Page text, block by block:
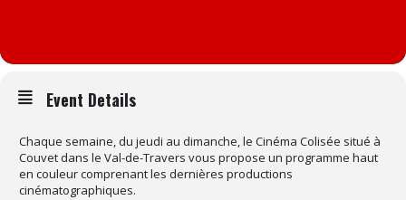
Event Details
Chaque semaine, du jeudi au dimanche, le Cinéma Colisée situé à
Couvet dans le Val-de-Travers vous propose un programme haut
en couleur comprenant les dernières productions
cinématographiques.